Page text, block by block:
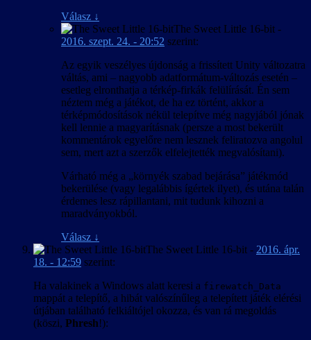
Válasz ↓
The Sweet Little 16-bit -
2016. szept. 24. - 20:52 szerint:
Az egyik veszélyes újdonság a frissített Unity változatra
váltás, ami – nagyobb adatformátum-változás esetén –
esetleg elronthatja a térkép-firkák felülírását. Én sem
néztem még a játékot, de ha ez történt, akkor a
térképmódosítások nékül telepítve még nagyjából jónak
kell lennie a magyarításnak (persze a most bekerült
kommentárok egyelőre nem lesznek feliratozva angolul
sem, mert azt a szerzők elfelejtették megvalósítani).
Várható még a „környék szabad bejárása” játékmód
bekerülése (vagy legalábbis ígértek ilyet), és utána talán
érdemes lesz rápillantani, mit tudunk kihozni a
maradványokból.
Válasz ↓
The Sweet Little 16-bit - 2016. ápr.
18. - 12:59 szerint:
Ha valakinek a Windows alatt keresi a firewatch_Data
mappát a telepítő, a hibát valószínűleg a telepített játék elérési
útjában található felkiáltójel okozza, és van rá megoldás
(köszi, Phresh!):